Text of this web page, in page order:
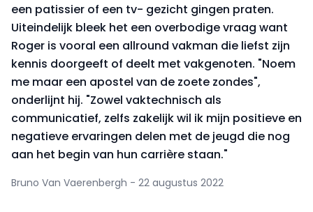
een patissier of een tv- gezicht gingen praten.
Uiteindelijk bleek het een overbodige vraag want
Roger is vooral een allround vakman die liefst zijn
kennis doorgeeft of deelt met vakgenoten. "Noem
me maar een apostel van de zoete zondes",
onderlijnt hij. "Zowel vaktechnisch als
communicatief, zelfs zakelijk wil ik mijn positieve en
negatieve ervaringen delen met de jeugd die nog
aan het begin van hun carrière staan."
Bruno Van Vaerenbergh - 22 augustus 2022